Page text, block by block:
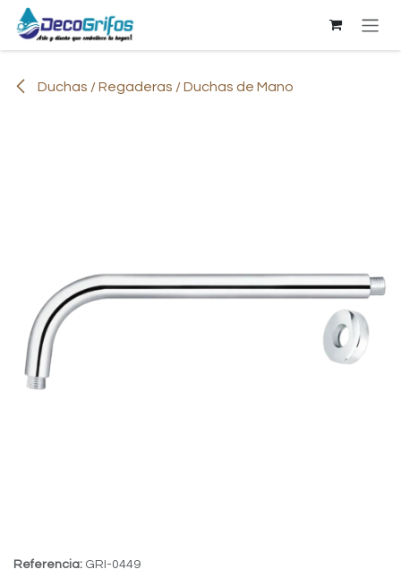
Ir al contenido
Duchas / Regaderas / Duchas de Mano
Referencia: GRI-0449